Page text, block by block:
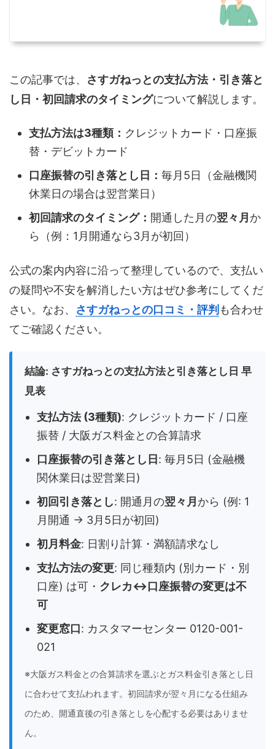
この記事では、 さすガねっとの支払方法・引き落と
し日・初回請求のタイミングについて解説します。
支払方法は3種類： クレジットカード・口座振
替・デビットカード
口座振替の引き落とし日： 毎月5日（金融機関
休業日の場合は翌営業日）
初回請求のタイミング： 開通した月の翌々月 か
ら（例：1月開通なら3月が初回）
公式の案内内容に沿って整理しているので、支払い
の疑問や不安を解消したい方はぜひ参考にしてくだ
さい。なお、 さすガねっとの口コミ・評判 も合わせ
てご確認ください。
結論: さすガねっとの支払方法と引き落とし日 早
見表
支払方法 (3種類): クレジットカード / 口座
振替 / 大阪ガス料金との合算請求
口座振替の引き落とし日 : 毎月5日 (金融機
関休業日は翌営業日)
初回引き落とし: 開通月の翌々月 から (例: 1
月開通 → 3月5日が初回)
初月料金: 日割り計算・満額請求なし
支払方法の変更: 同じ種類内 (別カード・別
口座) は可・ クレカ↔口座振替の変更は不
可
変更窓口: カスタマーセンター 0120-001-
021
※大阪ガス料金との合算請求を選ぶとガス料金引き落とし日
に合わせて支払われます。初回請求が翌々月になる仕組み
のため、開通直後の引き落としを心配する必要はありませ
ん。